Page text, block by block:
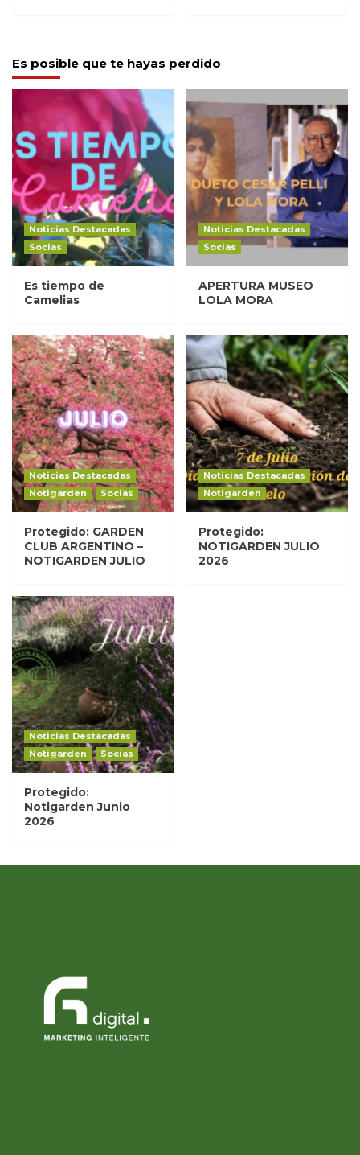
Es posible que te hayas perdido
Noticias Destacadas
Socias
Es tiempo de
Camelias
Noticias Destacadas
Socias
APERTURA MUSEO
LOLA MORA
Noticias Destacadas
Notigarden
Socias
Protegido: GARDEN
CLUB ARGENTINO –
NOTIGARDEN JULIO
Noticias Destacadas
Notigarden
Protegido:
NOTIGARDEN JULIO
2026
Noticias Destacadas
Notigarden
Socias
Protegido:
Notigarden Junio
2026